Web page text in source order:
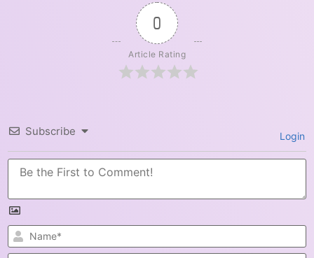
0
Article Rating
Subscribe Login